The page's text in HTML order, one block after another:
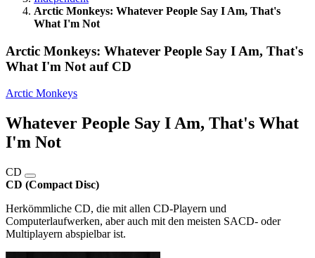
Arctic Monkeys: Whatever People Say I Am, That's
What I'm Not
Arctic Monkeys: Whatever People Say I Am, That's
What I'm Not auf CD
Arctic Monkeys
Whatever People Say I Am, That's What
I'm Not
CD
CD (Compact Disc)
Herkömmliche CD, die mit allen CD-Playern und
Computerlaufwerken, aber auch mit den meisten SACD- oder
Multiplayern abspielbar ist.